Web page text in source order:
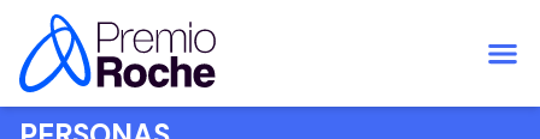
Pular para o conteúdo